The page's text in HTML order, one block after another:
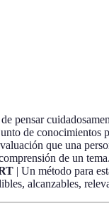
pensar
de conocimientos
que una
de un tema.
| Un método para
alcanzables,